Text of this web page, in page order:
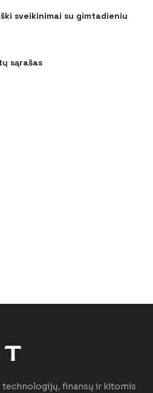
sveikinimai su gimtadieniu
sąrašas
technologijų, finansų ir kitomis